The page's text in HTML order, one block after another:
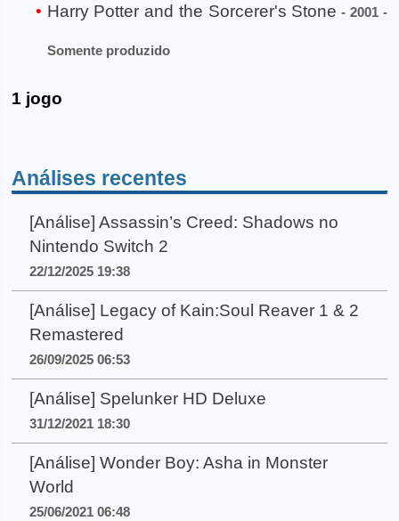
Harry Potter and the Sorcerer's Stone - 2001 -
Somente produzido
1 jogo
Análises recentes
[Análise] Assassin’s Creed: Shadows no
Nintendo Switch 2
22/12/2025 19:38
[Análise] Legacy of Kain:Soul Reaver 1 & 2
Remastered
26/09/2025 06:53
[Análise] Spelunker HD Deluxe
31/12/2021 18:30
[Análise] Wonder Boy: Asha in Monster
World
25/06/2021 06:48